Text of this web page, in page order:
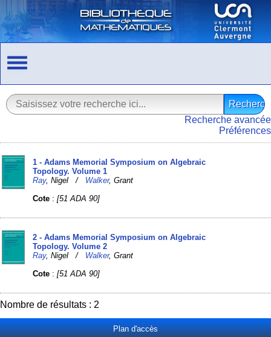
Recherche avancée
Préférences
1 - Adams Memorial Symposium on Algebraic
Topology. Volume 1
Ray, Nigel / Walker, Grant
Cote :[51 ADA 90]
2 - Adams Memorial Symposium on Algebraic
Topology. Volume 2
Ray, Nigel / Walker, Grant
Cote :[51 ADA 90]
Nombre de résultats : 2
Plan d'accès